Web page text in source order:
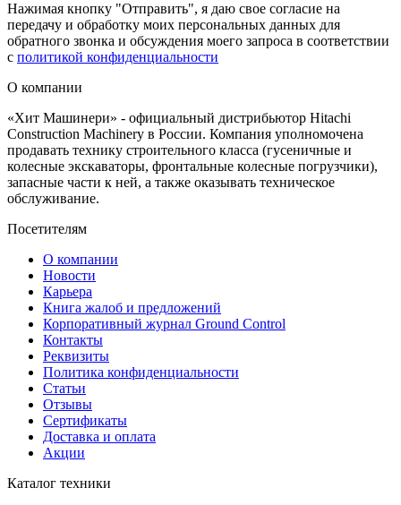
Нажимая кнопку "Отправить", я даю свое согласие на
передачу и обработку моих персональных данных для
обратного звонка и обсуждения моего запроса в соответствии
с политикой конфиденциальности
О компании
«Хит Машинери» - официальный дистрибьютор Hitachi
Construction Machinery в России. Компания уполномочена
продавать технику строительного класса (гусеничные и
колесные экскаваторы, фронтальные колесные погрузчики),
запасные части к ней, а также оказывать техническое
обслуживание.
Посетителям
О компании
Новости
Карьера
Книга жалоб и предложений
Корпоративный журнал Ground Control
Контакты
Реквизиты
Политика конфиденциальности
Статьи
Отзывы
Сертификаты
Доставка и оплата
Акции
Каталог техники